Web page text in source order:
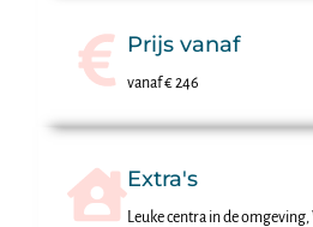
Prijs vanaf
vanaf € 246
Extra's
Leuke centra in de